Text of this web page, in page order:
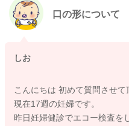
口の形について
しお
こんにちは 初めて質問させて
現在17週の妊婦です。
昨日妊婦健診でエコー検査を